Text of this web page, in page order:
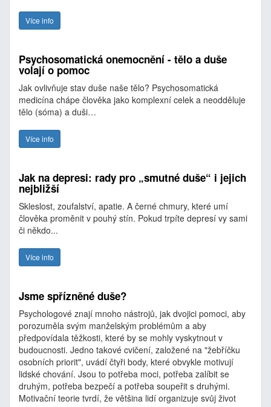
Více info
Psychosomatická onemocnění - tělo a duše
volají o pomoc
Jak ovlivňuje stav duše naše tělo? Psychosomatická
medicína chápe člověka jako komplexní celek a neodděluje
tělo (sóma) a duši…
Více info
Jak na depresi: rady pro „smutné duše“ i jejich
nejbližší
Skleslost, zoufalství, apatie. A černé chmury, které umí
člověka proměnit v pouhý stín. Pokud trpíte depresí vy sami
či někdo...
Více info
Jsme spřízněné duše?
Psychologové znají mnoho nástrojů, jak dvojici pomoci, aby
porozuměla svým manželským problémům a aby
předpovídala těžkosti, které by se mohly vyskytnout v
budoucnosti. Jedno takové cvičení, založené na "žebříčku
osobních priorit", uvádí čtyři body, které obvykle motivují
lidské chování. Jsou to potřeba moci, potřeba zalíbit se
druhým, potřeba bezpečí a potřeba soupeřit s druhými.
Motivační teorie tvrdí, že většina lidí organizuje svůj život